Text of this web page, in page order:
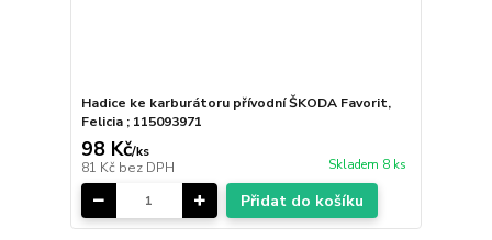
Hadice ke karburátoru přívodní ŠKODA Favorit,
Felicia ; 115093971
98 Kč/ks
81 Kč bez DPH Skladem 8 ks
Přidat do košíku